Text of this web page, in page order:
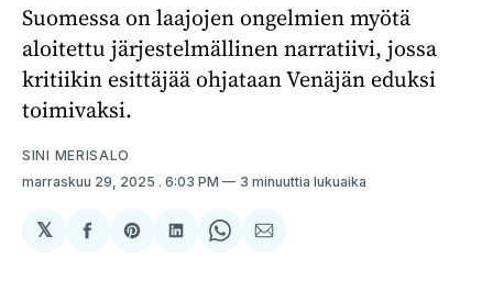
Suomessa on laajojen ongelmien myötä
aloitettu järjestelmällinen narratiivi, jossa
kritiikin esittäjää ohjataan Venäjän eduksi
toimivaksi.
SINI MERISALO
marraskuu 29, 2025 . 6:03 PM 3 minuuttia lukuaika
𝕏
Jaa
ShareJaa ShareJaa